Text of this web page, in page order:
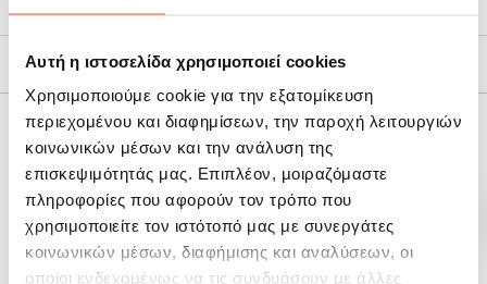
Αυτή η ιστοσελίδα χρησιμοποιεί cookies
Χρησιμοποιούμε cookie για την εξατομίκευση
περιεχομένου και διαφημίσεων, την παροχή λειτουργιών
κοινωνικών μέσων και την ανάλυση της
επισκεψιμότητάς μας. Επιπλέον, μοιραζόμαστε
πληροφορίες που αφορούν τον τρόπο που
χρησιμοποιείτε τον ιστότοπό μας με συνεργάτες
κοινωνικών μέσων, διαφήμισης και αναλύσεων, οι
οποίοι ενδεχομένως να τις συνδυάσουν με άλλες
Πολιτική Επιστροφών
ΣΧΕΤΙΚΆ ΠΡΟΪΌΝΤΑ
-15%